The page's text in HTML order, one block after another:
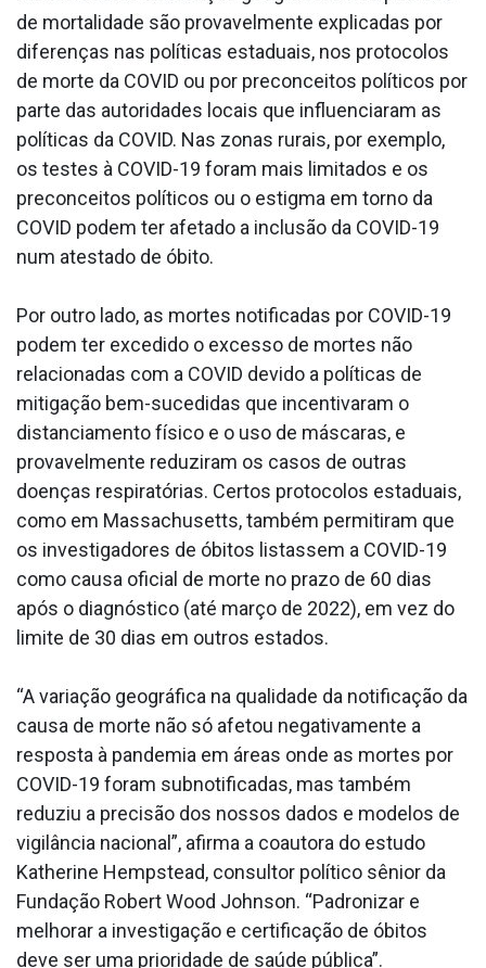
de mortalidade são provavelmente explicadas por
diferenças nas políticas estaduais, nos protocolos
de morte da COVID ou por preconceitos políticos por
parte das autoridades locais que influenciaram as
políticas da COVID. Nas zonas rurais, por exemplo,
os testes à COVID-19 foram mais limitados e os
preconceitos políticos ou o estigma em torno da
COVID podem ter afetado a inclusão da COVID-19
num atestado de óbito.
Por outro lado, as mortes notificadas por COVID-19
podem ter excedido o excesso de mortes não
relacionadas com a COVID devido a políticas de
mitigação bem-sucedidas que incentivaram o
distanciamento físico e o uso de máscaras, e
provavelmente reduziram os casos de outras
doenças respiratórias. Certos protocolos estaduais,
como em Massachusetts, também permitiram que
os investigadores de óbitos listassem a COVID-19
como causa oficial de morte no prazo de 60 dias
após o diagnóstico (até março de 2022), em vez do
limite de 30 dias em outros estados.
“A variação geográfica na qualidade da notificação da
causa de morte não só afetou negativamente a
resposta à pandemia em áreas onde as mortes por
COVID-19 foram subnotificadas, mas também
reduziu a precisão dos nossos dados e modelos de
vigilância nacional”, afirma a coautora do estudo
Katherine Hempstead, consultor político sênior da
Fundação Robert Wood Johnson. “Padronizar e
melhorar a investigação e certificação de óbitos
deve ser uma prioridade de saúde pública”.